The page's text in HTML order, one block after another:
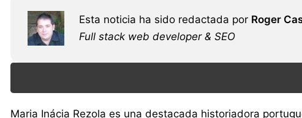
Esta noticia ha sido redactada por Roger
Full stack web developer & SEO
Maria Inácia Rezola es una destacada historiadora